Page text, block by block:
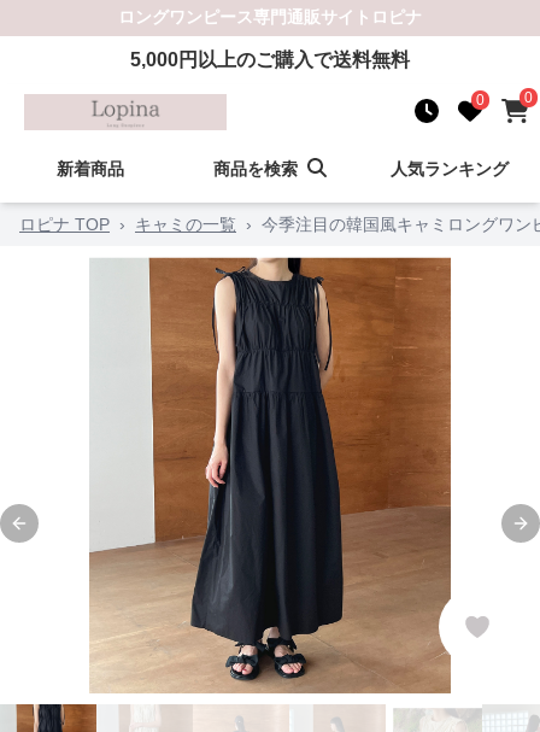
ロングワンピース専門通販サイト ロピナ
5,000円以上のご購入で送料無料
0 0
新着商品 商品を検索 人気ランキング
ロピナ TOP › キャミの一覧 › 今季注目の韓国風キャミロングワン
Previous slide